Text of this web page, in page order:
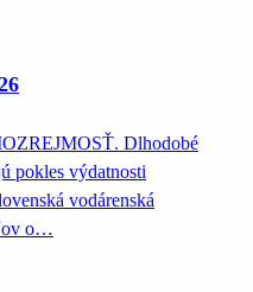
Dlhodobé
pokles výdatnosti
vodárenská
o…